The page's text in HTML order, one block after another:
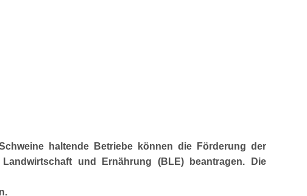
haltende Betriebe können die Förderung der
und Ernährung (BLE) beantragen. Die